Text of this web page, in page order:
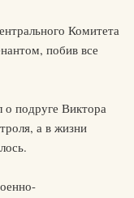
Комитета
побив все
подруге Виктора
а в жизни